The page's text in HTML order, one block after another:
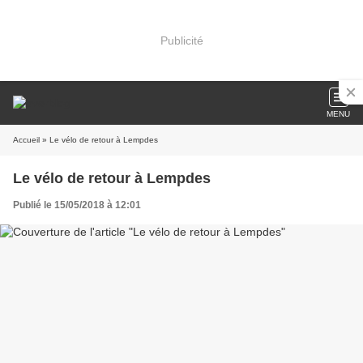
Publicité
MENU
Accueil » Le vélo de retour à Lempdes
Le vélo de retour à Lempdes
Publié le 15/05/2018 à 12:01